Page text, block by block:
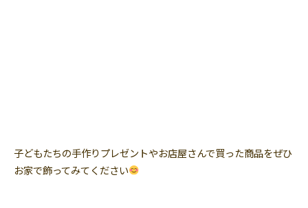
子どもたちの手作りプレゼントやお店屋さんで買った商品をぜひ
お家で飾ってみてください